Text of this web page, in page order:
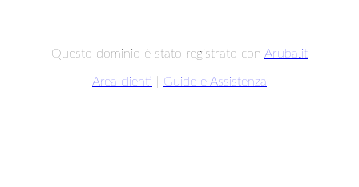
Questo dominio è stato registrato con Aruba.it
Area clienti Guide e Assistenza